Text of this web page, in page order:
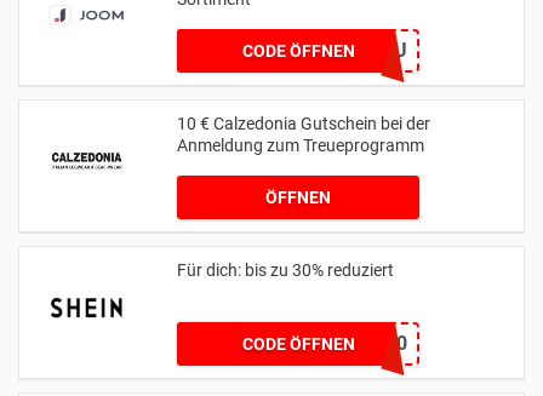
CODE ÖFFNEN
PROMKODRU
10 € Calzedonia Gutschein bei der
Anmeldung zum Treueprogramm
ÖFFNEN
Für dich: bis zu 30% reduziert
CODE ÖFFNENUNO30